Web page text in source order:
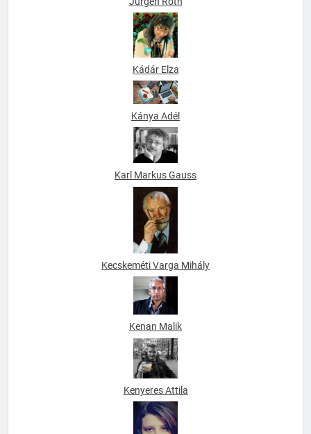
Kádár Elza
Kánya Adél
Karl Markus Gauss
Kecskeméti Varga Mihály
Kenan Malik
Kenyeres Attila